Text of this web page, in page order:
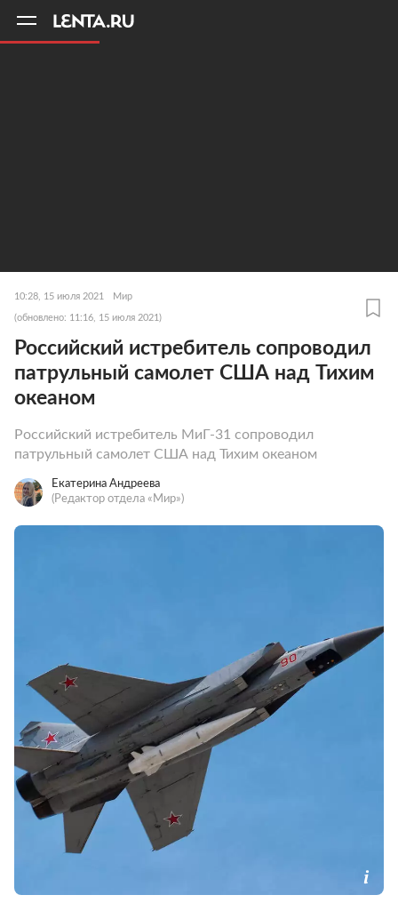
10:28, 15 июля 2021 Мир
(обновлено: 11:16, 15 июля 2021)
Российский истребитель сопроводил
патрульный самолет США над Тихим
океаном
Российский истребитель МиГ-31 сопроводил
патрульный самолет США над Тихим океаном
Екатерина Андреева
(Редактор отдела «Мир»)